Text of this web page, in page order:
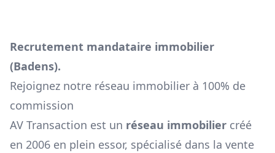
Recrutement mandataire immobilier
(Badens).
Rejoignez notre réseau immobilier à 100% de
commission
AV Transaction est un réseau immobilier créé
en 2006 en plein essor, spécialisé dans la vente